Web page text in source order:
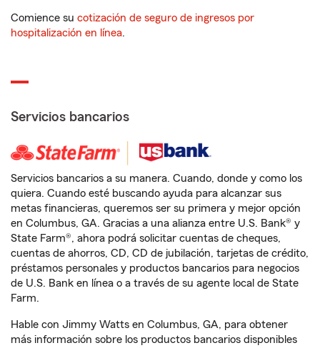
Comience su cotización de seguro de ingresos por
hospitalización en línea.
Servicios bancarios
Servicios bancarios a su manera. Cuando, donde y como los
quiera. Cuando esté buscando ayuda para alcanzar sus
metas financieras, queremos ser su primera y mejor opción
en Columbus, GA. Gracias a una alianza entre U.S. Bank® y
State Farm®, ahora podrá solicitar cuentas de cheques,
cuentas de ahorros, CD, CD de jubilación, tarjetas de crédito,
préstamos personales y productos bancarios para negocios
de U.S. Bank en línea o a través de su agente local de State
Farm.
Hable con Jimmy Watts en Columbus, GA, para obtener
más información sobre los productos bancarios disponibles